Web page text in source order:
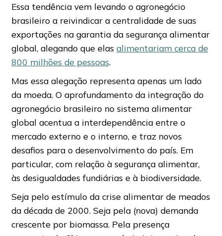
Essa tendência vem levando o agronegócio
brasileiro a reivindicar a centralidade de suas
exportações na garantia da segurança alimentar
global, alegando que elas alimentariam cerca de
800 milhões de pessoas.
Mas essa alegação representa apenas um lado
da moeda. O aprofundamento da integração do
agronegócio brasileiro no sistema alimentar
global acentua a interdependência entre o
mercado externo e o interno, e traz novos
desafios para o desenvolvimento do país. Em
particular, com relação à segurança alimentar,
às desigualdades fundiárias e à biodiversidade.
Seja pelo estímulo da crise alimentar de meados
da década de 2000. Seja pela (nova) demanda
crescente por biomassa. Pela presença